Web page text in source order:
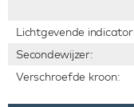
Lichtgevende
Secondewijzer:
Verschroefde kroon: